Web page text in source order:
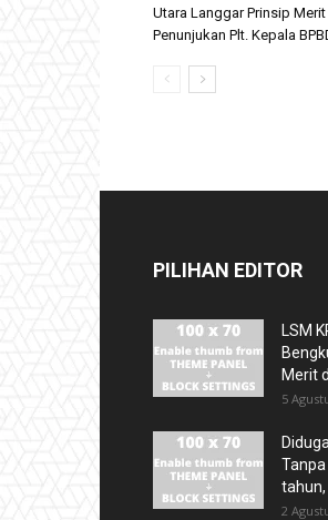
Utara Langgar Prinsip
Penunjukan Plt. Kepala
PILIHAN EDITOR
LSM
Merit
5
tahun,
2